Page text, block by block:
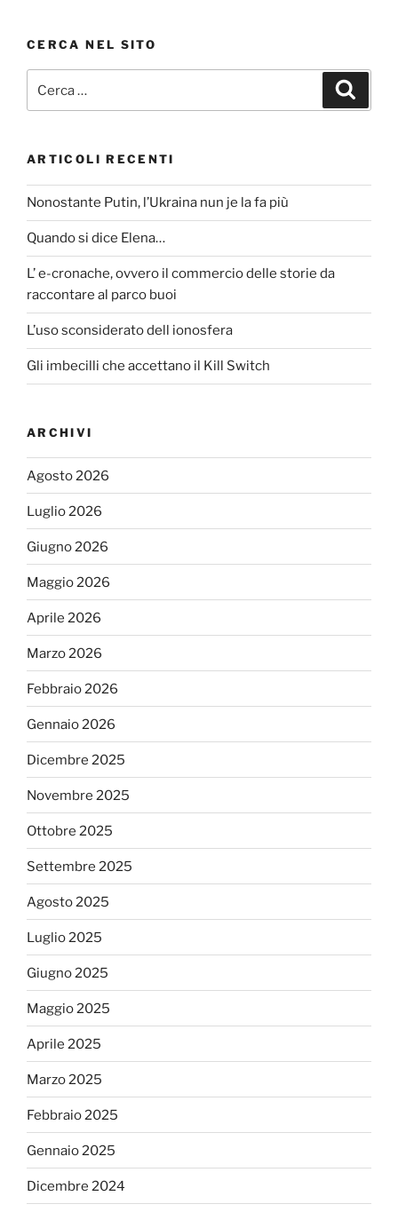
o
k
CERCA NEL SITO
ARTICOLI RECENTI
Nonostante Putin, l’Ukraina nun je la fa più
Quando si dice Elena…
L’ e-cronache, ovvero il commercio delle storie da
raccontare al parco buoi
L’uso sconsiderato dell ionosfera
Gli imbecilli che accettano il Kill Switch
ARCHIVI
Agosto 2026
Luglio 2026
Giugno 2026
Maggio 2026
Aprile 2026
Marzo 2026
Febbraio 2026
Gennaio 2026
Dicembre 2025
Novembre 2025
Ottobre 2025
Settembre 2025
Agosto 2025
Luglio 2025
Giugno 2025
Maggio 2025
Aprile 2025
Marzo 2025
Febbraio 2025
Gennaio 2025
Dicembre 2024